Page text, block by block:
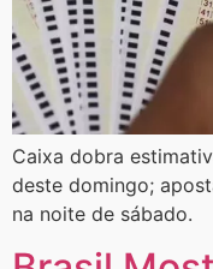
Caixa dobra
deste domingo;
na noite de sábado.